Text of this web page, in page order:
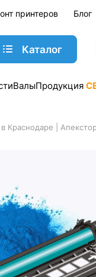
принтеров Блог
Каталог
ВалыПродукция
Краснодаре |